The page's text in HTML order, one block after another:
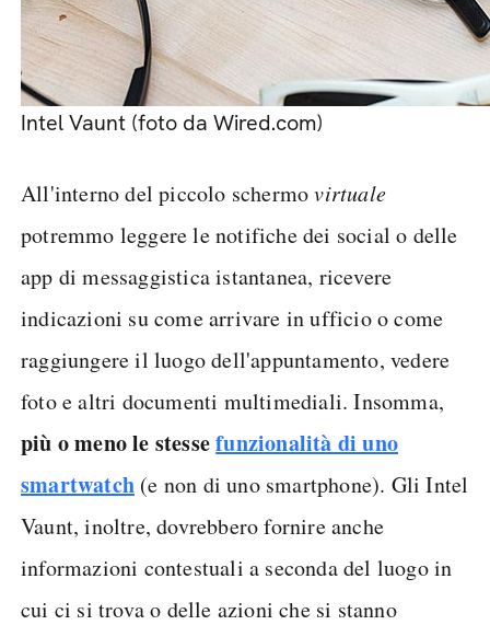
Intel Vaunt (foto da Wired.com)
All'interno del piccolo schermovirtuale
potremmo leggere le notifiche dei social o delle
app di messaggistica istantanea, ricevere
indicazioni su come arrivare in ufficio o come
raggiungere il luogo dell'appuntamento, vedere
foto e altri documenti multimediali. Insomma,
più o meno le stessefunzionalità di uno
smartwatch (e non di uno smartphone). Gli Intel
Vaunt, inoltre, dovrebbero fornire anche
informazioni contestuali a seconda del luogo in
cui ci si trova o delle azioni che si stanno